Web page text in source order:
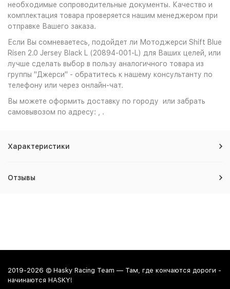
необходимые сопроводительные документы. Качество и
комплектация товара проверяется нашим менеджером при
отправке Вашего заказа.
Если Вы сомневаетесь, подойдет ли Мотоджерси Shift Blue
Risen 2.0 Jersey Black L (20894-001-L) для Ваших целей, или
лучше сделать выбор в пользу аналогичного товара из
группы "Джерси" - обратитесь к нашему консультанту по
телефону или через онлайн-чат.
Вы можете оформить доставку по городу или забрать
самовывозом по адресу: , .
Характеристики
Отзывы
2019-2026 © Hasky Racing Team — Там, где кончаются дороги -
начинаются HASKY!